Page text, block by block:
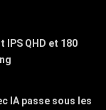
IPS QHD et 180
IA passe sous les